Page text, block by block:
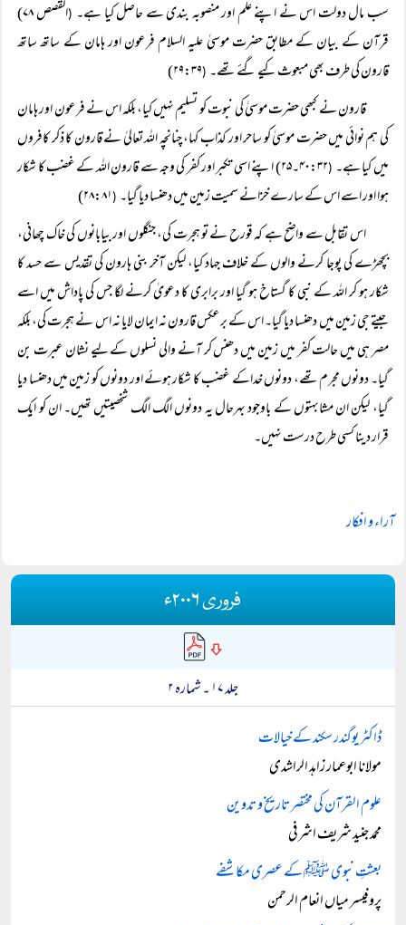
سب مال دولت اس نے اپنے علم اور منصوبہ بندی سے حاصل کیا ہے۔ (
القصص ۷۸)
قرآن کے بیان کے مطابق حضرت موسیٰ علیہ السلام فرعون اور ہامان کے ساتھ ساتھ
قارون کی طرف بھی مبعوث کیے گئے تھے۔ (۲۹:۳۹)
قارون نے کبھی حضرت موسیٰ کی نبوت کو تسلیم نہیں کیا، بلکہ اس نے فرعون اور ہامان
کی ہم نوائی میں حضرت موسیٰ کو ساحر اور کذاب کہا، چنانچہ اللہ تعالیٰ نے قارون کا ذکر کافروں
میں کیا ہے۔ (
۴۰:۳۲۔۲۵) اپنے اسی تکبر اور کفر کی وجہ سے قارون اللہ کے غضب کا شکار
ہوا اور اسے اس کے سارے خزانے سمیت زمین میں دھنسا دیا گیا۔ (۲۸:۸۱)
اس تقابل سے واضح ہے کہ قورح نے تو ہجرت کی، جنگلوں اور بیابانوں کی خاک چھانی،
بچھڑے کی پوجا کرنے والوں کے خلاف جہاد کیا، لیکن آخر بنی ہارون کی تقدیس سے حسد کا
شکار ہو کر اللہ کے نبی کا گستاخ ہو گیا اور برابری کا دعویٰ کرنے لگا جس کی پاداش میں اسے
جیتے جی زمین میں دھنسا دیا گیا۔ اس کے برعکس قارون نہ ایمان لایا نہ اس نے ہجرت کی، بلکہ
مصر ہی میں حالت کفر میں زمین میں دھنس کر آنے والی نسلوں کے لیے نشان عبرت بن
گیا۔ دونوں مجرم تھے، دونوں خداکے غضب کا شکار ہوئے اور دونوں کو زمین میں دھنسا دیا
گیا، لیکن ان مشابہتوں کے باوجود بہرحال یہ دونوں الگ الگ شخصیتیں تھیں۔ ان کو ایک
قرار دینا کسی طرح درست نہیں۔
آراء و افکار
فروری ۲۰۰۶ء
جلد ۱۷ ۔ شمارہ ۲
ڈاکٹر یوگندر سکند کے خیالات
مولانا ابوعمار زاہد الراشدی
علوم القرآن کی مختصر تاریخ و تدوین
محمد جنید شریف اشرفی
بعثتِ نبوی ﷺ کے عصری مکاشفے
پروفیسر میاں انعام الرحمن